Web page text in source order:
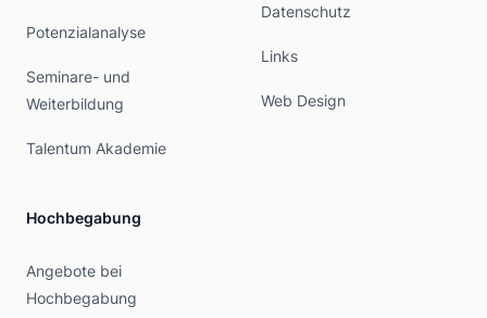
Potenzialanalyse
Seminare- und
Weiterbildung
Talentum Akademie
Hochbegabung
Angebote bei
Hochbegabung
Datenschutz
Links
Web Design